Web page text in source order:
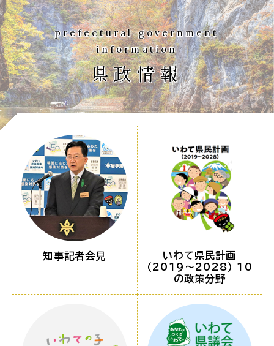
prefectural government
information
県政情報
知事記者会見
いわて県民計画
（2019～2028） 10
の政策分野